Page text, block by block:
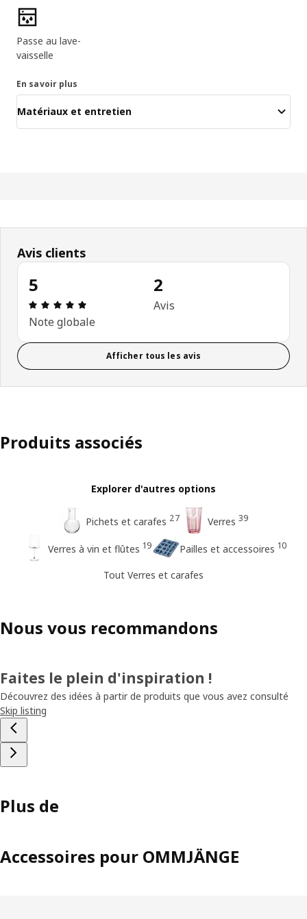
Caractéristiques du produit
Passe au lave-
vaisselle
En savoir plus
Matériaux et entretien
Avis clients
5
Avis: 5 sur 5 étoiles Nombre total d'avis: 2
Note globale
2
Avis
Afficher tous les avis
Produits associés
Explorer d'autres options
Pichets et carafes 27 Verres 39
Verres à vin et flûtes 19 Pailles et accessoires 10
Tout Verres et carafes
Nous vous recommandons
Faites le plein d'inspiration !
Découvrez des idées à partir de produits que vous avez consulté
Skip listing
Plus de
Accessoires pour OMMJÄNGE